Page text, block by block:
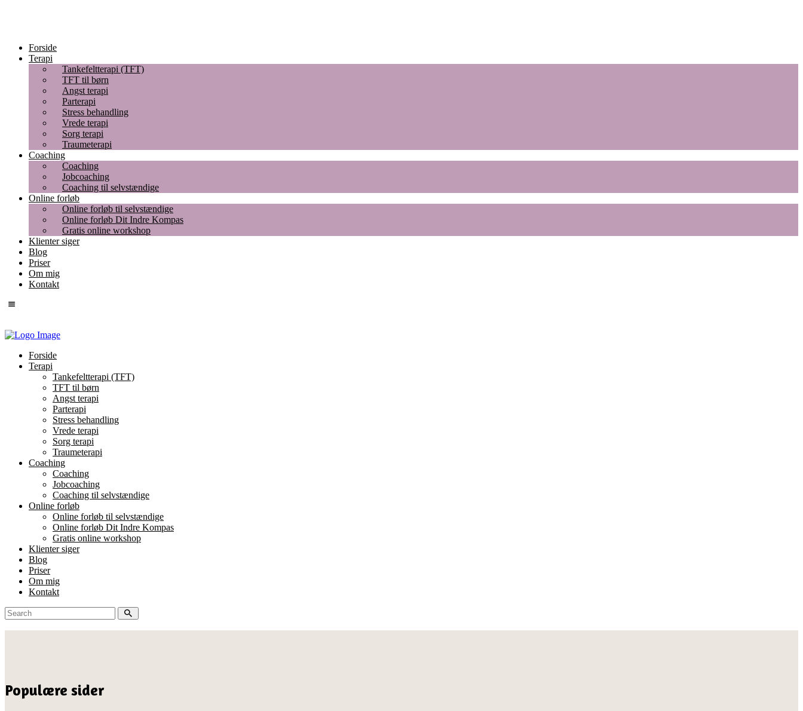
Forside
Terapi
Tankefeltterapi (TFT)
TFT til børn
Angst terapi
Parterapi
Stress behandling
Vrede terapi
Sorg terapi
Traumeterapi
Coaching
Coaching
Jobcoaching
Coaching til selvstændige
Online forløb
Online forløb til selvstændige
Online forløb Dit Indre Kompas
Gratis online workshop
Klienter siger
Blog
Priser
Om mig
Kontakt
Forside
Terapi
Tankefeltterapi (TFT)
TFT til børn
Angst terapi
Parterapi
Stress behandling
Vrede terapi
Sorg terapi
Traumeterapi
Coaching
Coaching
Jobcoaching
Coaching til selvstændige
Online forløb
Online forløb til selvstændige
Online forløb Dit Indre Kompas
Gratis online workshop
Klienter siger
Blog
Priser
Om mig
Kontakt
Populære sider